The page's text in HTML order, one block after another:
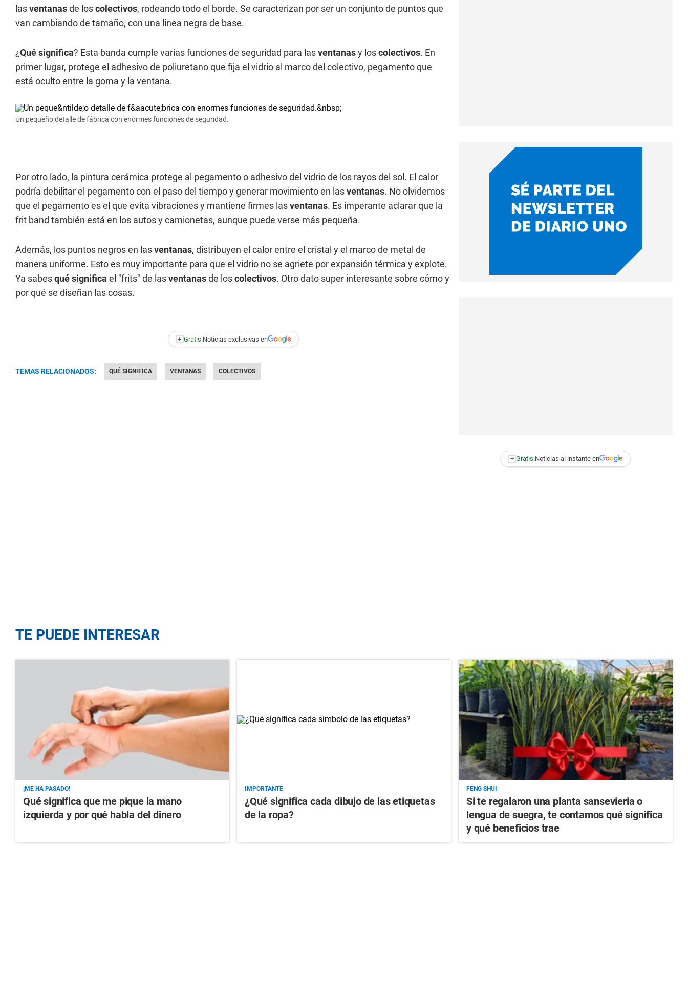
lasventanasde loscolectivos, rodeando todo el borde. Se caracterizan por ser un conjunto de puntos que
van cambiando de tamaño, con una línea negra de base.
¿Qué significa? Esta banda cumple varias funciones de seguridad para lasventanasy loscolectivos. En
primer lugar, protege el adhesivo de poliuretano que fija el vidrio al marco del colectivo, pegamento que
está oculto entre la goma y la ventana.
Un pequeño detalle de fábrica con enormes funciones de seguridad.
Por otro lado, la pintura cerámica protege al pegamento o adhesivo del vidrio de los rayos del sol. El calor
podría debilitar el pegamento con el paso del tiempo y generar movimiento en lasventanas. No olvidemos
que el pegamento es el que evita vibraciones y mantiene firmes lasventanas. Es imperante aclarar que la
frit band también está en los autos y camionetas, aunque puede verse más pequeña.
Además, los puntos negros en lasventanas, distribuyen el calor entre el cristal y el marco de metal de
manera uniforme. Esto es muy importante para que el vidrio no se agriete por expansión térmica y explote.
Ya sabesqué significa el "frits" de lasventanasde loscolectivos. Otro dato super interesante sobre cómo y
por qué se diseñan las cosas.
+ Gratis:Noticias exclusivas en
TEMAS RELACIONADOS: QUÉ SIGNIFICA VENTANAS COLECTIVOS
+ Gratis:Noticias al instante en
TE PUEDE INTERESAR
¡ME HA PASADO!
Qué significa que me pique la mano
izquierda y por qué habla del dinero
IMPORTANTE
¿Qué significa cada dibujo de las etiquetas
de la ropa?
FENG SHUI
Si te regalaron una planta sansevieria o
lengua de suegra, te contamos qué significa
y qué beneficios trae